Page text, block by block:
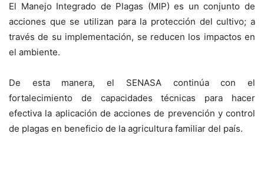
El Manejo Integrado de Plagas (MIP) es un conjunto de
acciones que se utilizan para la protección del cultivo; a
través de su implementación, se reducen los impactos en
el ambiente.
De esta manera, el SENASA continúa con el
fortalecimiento de capacidades técnicas para hacer
efectiva la aplicación de acciones de prevención y control
de plagas en beneficio de la agricultura familiar del país.